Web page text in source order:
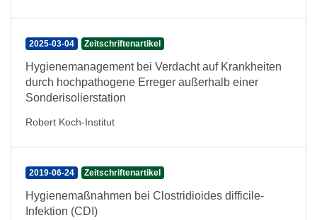
2025-03-04 Zeitschriftenartikel
Hygienemanagement bei Verdacht auf Krankheiten
durch hochpathogene Erreger außerhalb einer
Sonderisolierstation
Robert Koch-Institut
2019-06-24 Zeitschriftenartikel
Hygienemaßnahmen bei Clostridioides difficile-
Infektion (CDI)